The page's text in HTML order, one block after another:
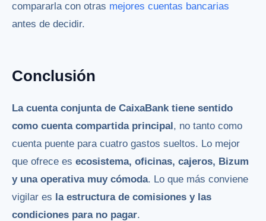
compararla con otras mejores cuentas bancarias
antes de decidir.
Conclusión
La cuenta conjunta de CaixaBank tiene sentido
como cuenta compartida principal, no tanto como
cuenta puente para cuatro gastos sueltos. Lo mejor
que ofrece es ecosistema, oficinas, cajeros, Bizum
y una operativa muy cómoda. Lo que más conviene
vigilar es la estructura de comisiones y las
condiciones para no pagar.